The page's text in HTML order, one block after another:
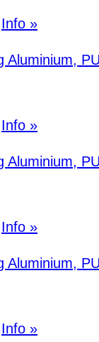
Info »
Aluminium,
Info »
Aluminium,
Info »
Aluminium,
Info »